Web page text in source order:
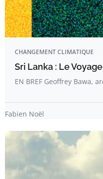
CHANGEMENT CLIMATIQUE
Sri Lanka : Le
EN BREF Geoffrey Bawa,
Fabien Noël